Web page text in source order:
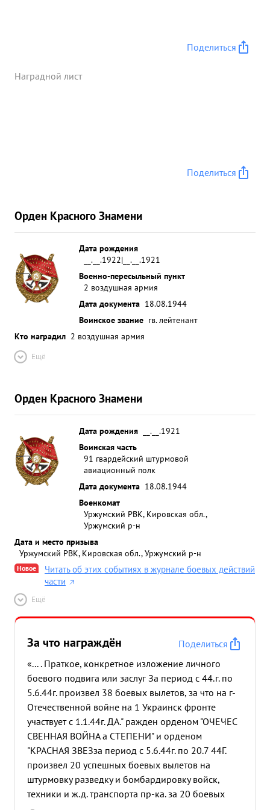
повредили лопасль Винта стало рясти мотор, но
своего аэродрома. 15.4.44г. два раза летал на
ШИРОКИХ в боях с немецкими захватчиками
Поделиться
Наградной лист
Поделиться
Орден Красного Знамени
Дата рождения
__.__.1922|__.__.1921
Военно-пересыльный пункт
2 воздушная армия
Дата документа 18.08.1944
Воинское звание гв. лейтенант
Кто наградил 2 воздушная армия
Ещё
Орден Красного Знамени
Дата рождения
__.__.1921
Воинская часть
91 гвардейский штурмовой
авиационный полк
Дата документа 18.08.1944
Военкомат
Уржумский РВК, Кировская обл.,
Уржумский р-н
Дата и место призыва
Уржумский РВК, Кировская обл., Уржумский р-н
Новое
Читать об этих событиях в журнале боевых действий
части
Ещё
За что награждён
Поделиться
«... . Праткое, конкретное изложение личного
боевого подвига или заслуг За период с 44.г. по
5.6.44г. произвел 38 боевых вылетов, за что на г-
Отечественной войне на 1 Украинск фронте
участвует с 1.1.44г. ДА." ражден орденом "ОЧЕЧЕС
СВЕННАЯ ВОЙНА а СТЕПЕНИ" и орденом
"КРАСНАЯ ЗВЕЗза период с 5.6.44г. по 20.7 44Г.
произвел 20 успешных боевых вылетов на
штурмовку разведку и бомбардировку войск,
техники и ж.д. транспорта пр-ка. за 20 боевых